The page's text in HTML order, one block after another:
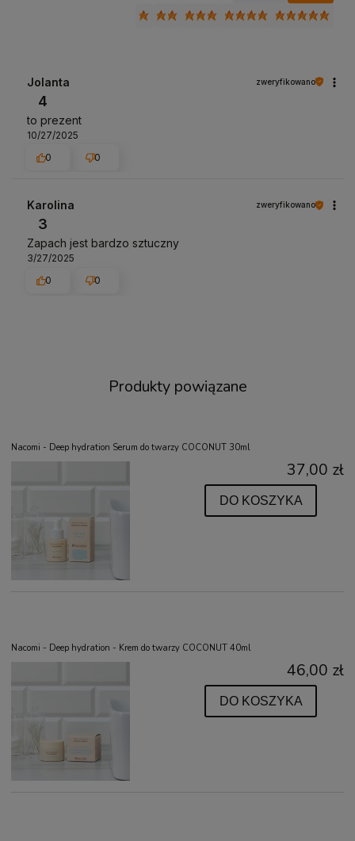
Jolanta zweryfikowano
4
to prezent
10/27/2025
0
0
Karolina zweryfikowano
3
Zapach jest bardzo sztuczny
3/27/2025
0
0
Produkty powiązane
Nacomi - Deep hydration Serum do twarzy COCONUT 30ml
37,00 zł
DO KOSZYKA
Nacomi - Deep hydration - Krem do twarzy COCONUT 40ml
46,00 zł
DO KOSZYKA